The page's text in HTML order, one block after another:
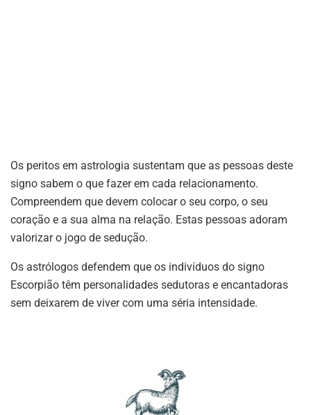
Os peritos em astrologia sustentam que as pessoas deste
signo sabem o que fazer em cada relacionamento.
Compreendem que devem colocar o seu corpo, o seu
coração e a sua alma na relação. Estas pessoas adoram
valorizar o jogo de sedução.
Os astrólogos defendem que os indivíduos do signo
Escorpião têm personalidades sedutoras e encantadoras
sem deixarem de viver com uma séria intensidade.